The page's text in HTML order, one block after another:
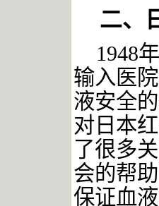
二、
1948
输入医
液安全
对日本
了很多
会的帮
保证血